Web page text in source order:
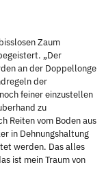
Zaum
„Der
an der Doppellonge
der
feiner einzustellen
zu
Reiten vom Boden aus
in Dehnungshaltung
werden. Das alles
ist mein Traum von